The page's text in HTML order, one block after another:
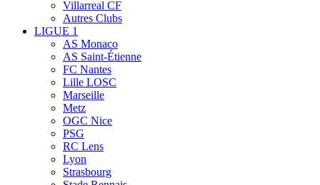
Villarreal CF
Autres Clubs
LIGUE 1
AS Monaco
AS Saint-Étienne
FC Nantes
Lille LOSC
Marseille
Metz
OGC Nice
PSG
RC Lens
Lyon
Strasbourg